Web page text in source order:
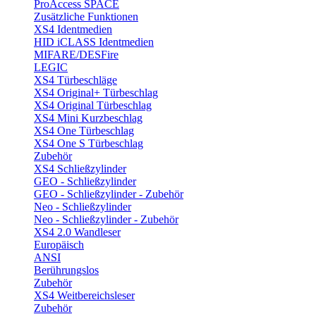
ProAccess SPACE
Zusätzliche Funktionen
XS4 Identmedien
HID iCLASS Identmedien
MIFARE/DESFire
LEGIC
XS4 Türbeschläge
XS4 Original+ Türbeschlag
XS4 Original Türbeschlag
XS4 Mini Kurzbeschlag
XS4 One Türbeschlag
XS4 One S Türbeschlag
Zubehör
XS4 Schließzylinder
GEO - Schließzylinder
GEO - Schließzylinder - Zubehör
Neo - Schließzylinder
Neo - Schließzylinder - Zubehör
XS4 2.0 Wandleser
Europäisch
ANSI
Berührungslos
Zubehör
XS4 Weitbereichsleser
Zubehör